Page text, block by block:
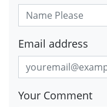
Email address
Your Comment